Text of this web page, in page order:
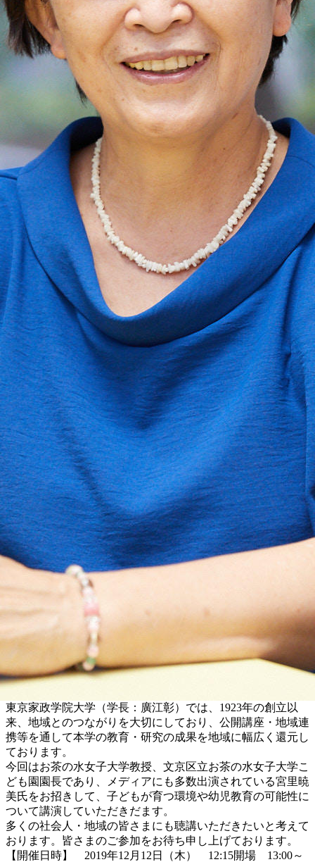
東京家政学院大学（学長：廣江彰）では、1923年の創立以
来、地域とのつながりを大切にしており、公開講座・地域連
携等を通して本学の教育・研究の成果を地域に幅広く還元し
ております。
今回はお茶の水女子大学教授、文京区立お茶の水女子大学こ
ども園園長であり、メディアにも多数出演されている宮里暁
美氏をお招きして、子どもが育つ環境や幼児教育の可能性に
ついて講演していただきだます。
多くの社会人・地域の皆さまにも聴講いただきたいと考えて
おります。皆さまのご参加をお待ち申し上げております。
【開催日時】 2019年12月12日（木） 12:15開場 13:00～